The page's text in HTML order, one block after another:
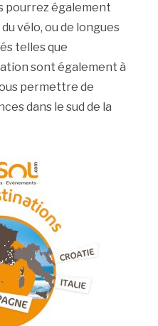
pourrez également
vélo, ou de longues
telles que
sont également à
permettre de
dans le sud de la